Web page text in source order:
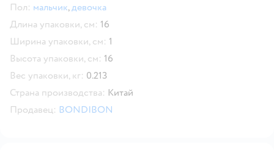
Пол: мальчик,девочка
Длина упаковки, см: 16
Ширина упаковки, см: 1
Высота упаковки, см: 16
Вес упаковки, кг: 0.213
Страна производства: Китай
Продавец: BONDIBON